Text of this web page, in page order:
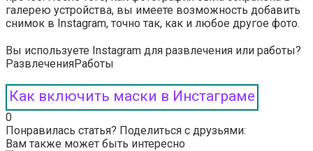
галерею устройства, вы имеете возможность добавить
снимок в Instagram, точно так, как и любое другое фото.
Вы используете Instagram для развлечения или работы?
РазвлеченияРаботы
Как включить маски в Инстаграме
0
Понравилась статья? Поделиться с друзьями:
Вам также может быть интересно